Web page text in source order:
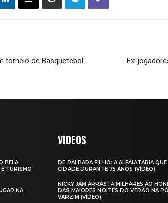
torneio de Basquetebol
Ex-
PELA
TURISMO
NA
VIDEOS
DE PAI PARA FILHO: A ALFAIATARIA
CIDADE DURANTE 75 ANOS (VÍDEO)
NICKY JAM ARRASTA MILHARES AO
DAS MAIORES NOITES DO VERÃO NA
VARZIM (VÍDEO)